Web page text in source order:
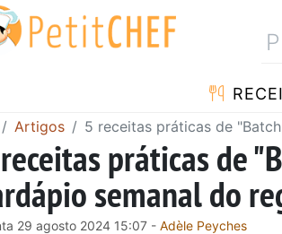
Artigos 5 receitas práticas de
práticas de
semanal do
29 agosto 2024 15:07 - Adèle Peyches